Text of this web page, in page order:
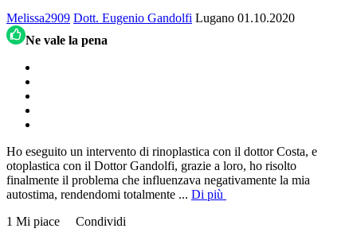
Melissa2909 Dott. Eugenio Gandolfi Lugano 01.10.2020
Ne vale la pena
Ho eseguito un intervento di rinoplastica con il dottor Costa, e
otoplastica con il Dottor Gandolfi, grazie a loro, ho risolto
finalmente il problema che influenzava negativamente la mia
autostima, rendendomi totalmente ... Di più
1 Mi piace
Condividi